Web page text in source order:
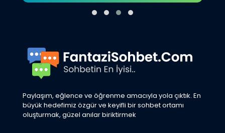
Paylaşım, eğlence ve öğrenme amacıyla yola çıktık. En
büyük hedefimiz özgür ve keyifli bir sohbet ortamı
oluşturmak, güzel anılar biriktirmek